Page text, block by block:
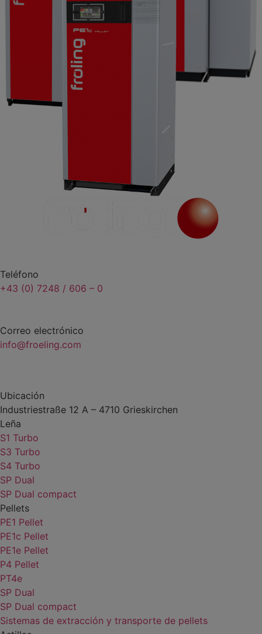
Teléfono
+43 (0) 7248 / 606 – 0
Correo electrónico
info@froeling.com
Ubicación
Industriestraße 12 A – 4710 Grieskirchen
Leña
S1 Turbo
S3 Turbo
S4 Turbo
SP Dual
SP Dual compact
Pellets
PE1 Pellet
PE1c Pellet
PE1e Pellet
P4 Pellet
PT4e
SP Dual
SP Dual compact
Sistemas de extracción y transporte de pellets